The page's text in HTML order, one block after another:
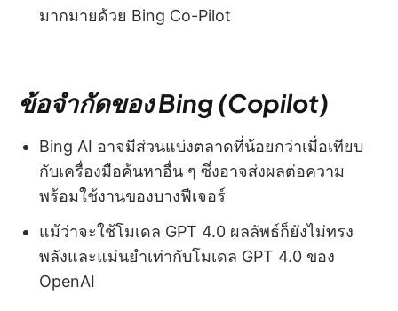
มากมายด้วย Bing Co-Pilot
ข้อจำกัดของ Bing (Copilot)
Bing AI อาจมีส่วนแบ่งตลาดที่น้อยกว่าเมื่อเทียบ
กับเครื่องมือค้นหาอื่น ๆ ซึ่งอาจส่งผลต่อความ
พร้อมใช้งานของบางฟีเจอร์
แม้ว่าจะใช้โมเดล GPT 4.0 ผลลัพธ์ก็ยังไม่ทรง
พลังและแม่นยำเท่ากับโมเดล GPT 4.0 ของ
OpenAI